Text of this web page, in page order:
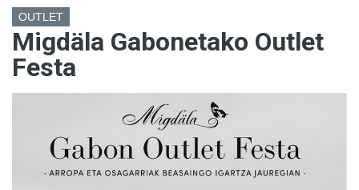
OUTLET
Migdäla Gabonetako Outlet
Festa